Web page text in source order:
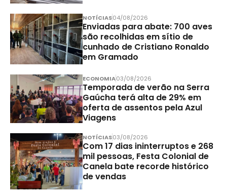
NOTÍCIAS04/08/2026
Enviadas para abate: 700 aves
são recolhidas em sítio de
cunhado de Cristiano Ronaldo
em Gramado
ECONOMIA03/08/2026
Temporada de verão na Serra
Gaúcha terá alta de 29% em
oferta de assentos pela Azul
Viagens
NOTÍCIAS03/08/2026
Com 17 dias ininterruptos e 268
mil pessoas, Festa Colonial de
Canela bate recorde histórico
de vendas